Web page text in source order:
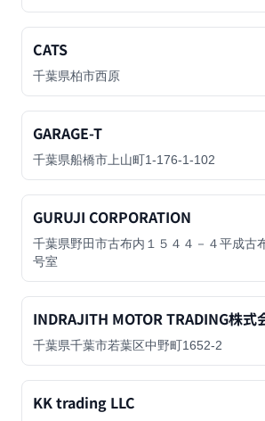
CATS
千葉県柏市西原
GARAGE-T
千葉県船橋市上山町1-176-1-102
GURUJI CORPORATION
千葉県野田市古布内１５４４－４平成古
号室
INDRAJITH MOTOR TRADING株式
千葉県千葉市若葉区中野町1652-2
KK trading LLC